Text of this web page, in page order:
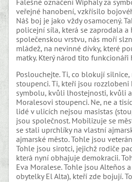
veřejné hanobení, vzkřísilo
Náš boj je jako vždy osamocený.
policejní síla, která se zaprodala a
společenskou vrstvu, nás moří
mládež, na nevinné dívky, které
matky. Který národ tito funkcionáři
Poslouchejte. Ti, co blokují
stoupenci. Ti, kteří jsou
symbolu, kvůli lhostejnosti, kvůli
Moralesovi stoupenci. Ne, ne a
lidé v ulicích nejsou masistas
jsou společnost. Mobilizuje se
se stali uprchlíky na vlastní
ajmarské město. Tohle jsou
Tohle jsou sirotci, jejichž rodiče
která nyní obhajuje demokracii.
Eva Moralese. Tohle jsou Alteños
obytelky El Alta), kteří zde bojují.